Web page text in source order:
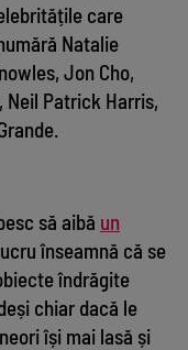
care
Natalie
Jon Cho,
Neil Patrick Harris,
să aibă un
înseamnă că se
îndrăgite
chiar dacă le
își mai lasă și